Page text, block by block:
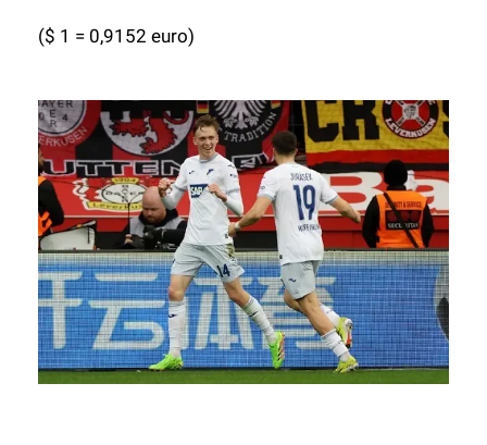
($ 1 = 0,9152 euro)